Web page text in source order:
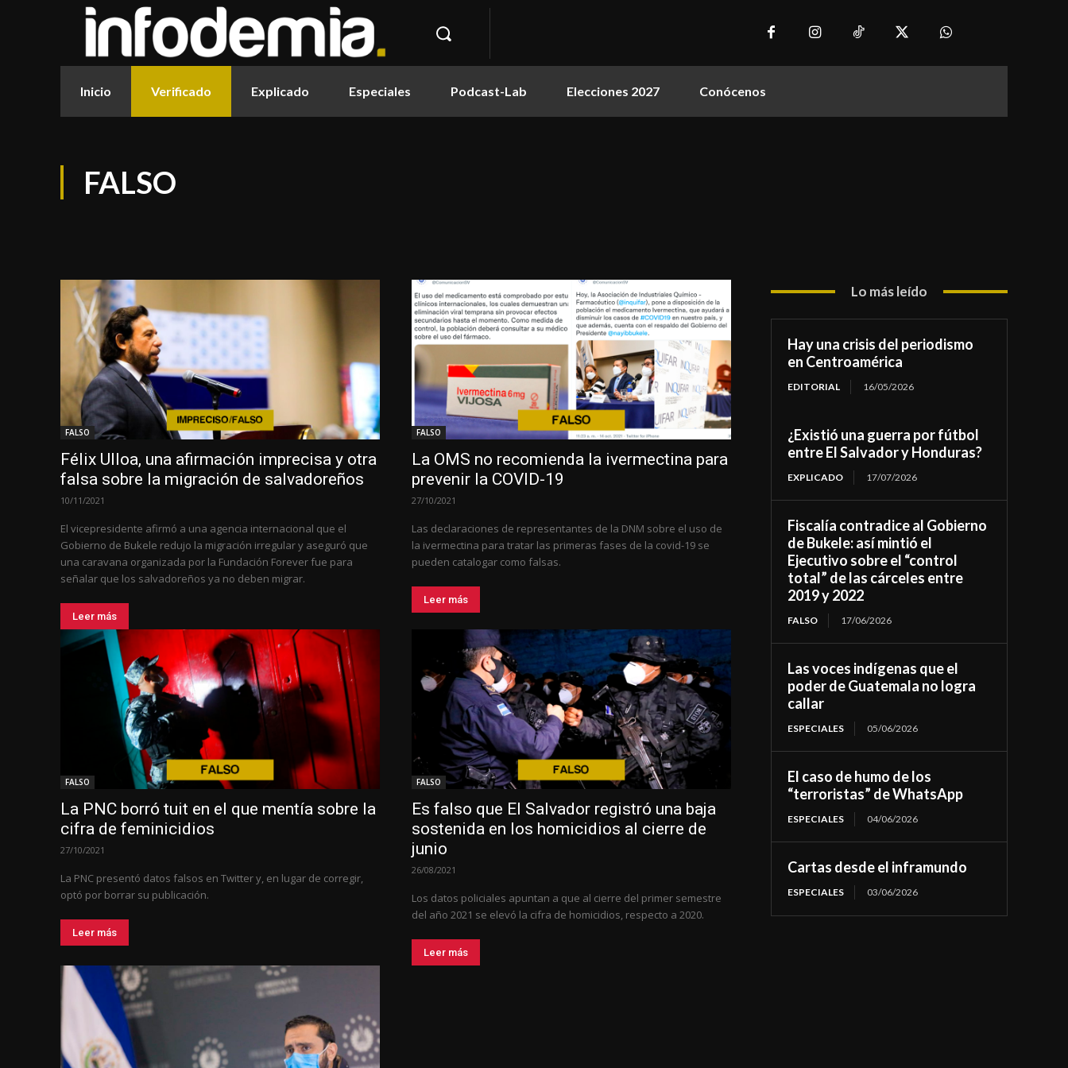
Inicio Verificado Explicado Especiales Podcast-Lab Elecciones 2027 Conócenos
FALSO
FALSO
Félix Ulloa, una afirmación imprecisa y otra
falsa sobre la migración de salvadoreños
10/11/2021
El vicepresidente afirmó a una agencia internacional que el
Gobierno de Bukele redujo la migración irregular y aseguró que
una caravana organizada por la Fundación Forever fue para
señalar que los salvadoreños ya no deben migrar.
Leer más
FALSO
La OMS no recomienda la ivermectina para
prevenir la COVID-19
27/10/2021
Las declaraciones de representantes de la DNM sobre el uso de
la ivermectina para tratar las primeras fases de la covid-19 se
pueden catalogar como falsas.
Leer más
FALSO
La PNC borró tuit en el que mentía sobre la
cifra de feminicidios
27/10/2021
La PNC presentó datos falsos en Twitter y, en lugar de corregir,
optó por borrar su publicación.
Leer más
FALSO
Es falso que El Salvador registró una baja
sostenida en los homicidios al cierre de
junio
26/08/2021
Los datos policiales apuntan a que al cierre del primer semestre
del año 2021 se elevó la cifra de homicidios, respecto a 2020.
Leer más
Lo más leído
Hay una crisis del periodismo
en Centroamérica
EDITORIAL 16/05/2026
¿Existió una guerra por fútbol
entre El Salvador y Honduras?
EXPLICADO 17/07/2026
Fiscalía contradice al Gobierno
de Bukele: así mintió el
Ejecutivo sobre el “control
total” de las cárceles entre
2019 y 2022
FALSO 17/06/2026
Las voces indígenas que el
poder de Guatemala no logra
callar
ESPECIALES 05/06/2026
El caso de humo de los
“terroristas” de WhatsApp
ESPECIALES 04/06/2026
Cartas desde el inframundo
ESPECIALES 03/06/2026